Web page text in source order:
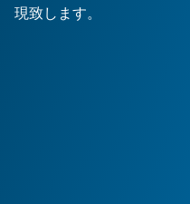
現致します。